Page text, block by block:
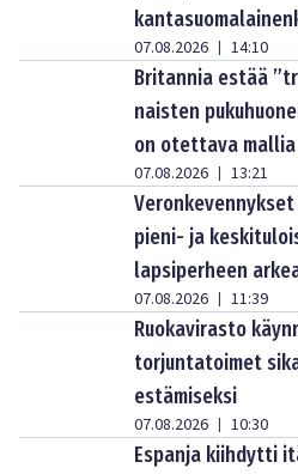
07.08.2026 | 14:10
Britannia estää
naisten
on otettava
07.08.2026 | 13:21
pieni- ja
lapsiperheen
07.08.2026 | 11:39
Ruokavirasto
torjuntatoimet
estämiseksi
07.08.2026 | 10:30
Espanja kiihdytti